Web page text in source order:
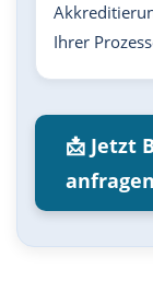
Ihrer
📩 Jetzt
anfragen